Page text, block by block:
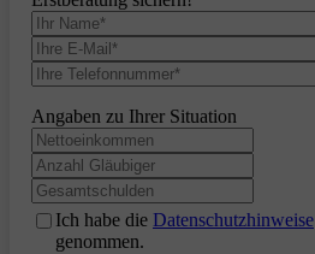
Angaben zu Ihrer Situation
Ich habe die Datenschutzhinweise
genommen.